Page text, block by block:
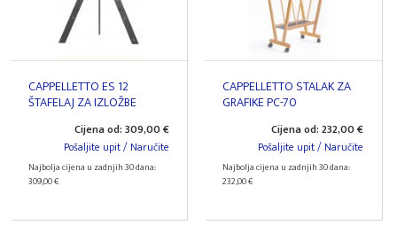
CAPPELLETTO ES 12
ŠTAFELAJ ZA IZLOŽBE
Cijena od: 309,00 €
Pošaljite upit / Naručite
Najbolja cijena u zadnjih 30 dana:
309,00 €
CAPPELLETTO STALAK ZA
GRAFIKE PC-70
Cijena od: 232,00 €
Pošaljite upit / Naručite
Najbolja cijena u zadnjih 30 dana:
232,00 €